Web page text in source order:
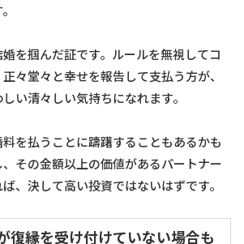
を掴んだ証です。ルールを無視してコ
々堂々と幸せを報告して支払う方が、
い清々しい気持ちになれます。
を払うことに躊躇することもあるかも
その金額以上の価値があるパートナー
、決して高い投資ではないはずです。
復縁を受け付けていない場合も